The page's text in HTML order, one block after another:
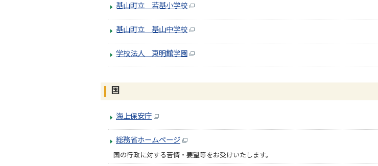
基山町立 若基小学校
基山町立 基山中学校
学校法人 東明館学園
国
海上保安庁
総務省ホームページ
国の行政に対する苦情・要望等をお受けいたします。